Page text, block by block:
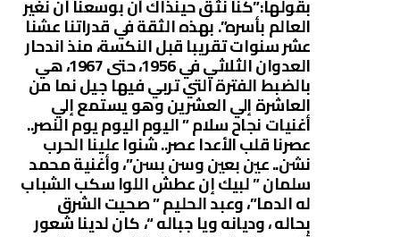
بقولها:”كنا نثق حينذاك أن بوسعنا أن نغير
العالم بأسره”. بهذه الثقة في قدراتنا عشنا
عشر سنوات تقريبا قبل النكسة، منذ اندحار
العدوان الثلاثي في 1956، حتى 1967، هي
بالضبط الفترة التي تربي فيها جيل نما من
العاشرة إلي العشرين وهو يستمع إلي
أغنيات نجاح سلام ” اليوم اليوم يوم النصر..
عصرنا قلب الأعدا عصر.. شنوا علينا الحرب
نشن.. عين بعين وسن بسن”، وأغنية محمد
سلمان ” لبيك إن عطش اللوا سكب الشباب
له الدما”، وعبد الحليم ” صحيت الشرق
بحاله ، وديانه ويا جباله “، كان لدينا شعور